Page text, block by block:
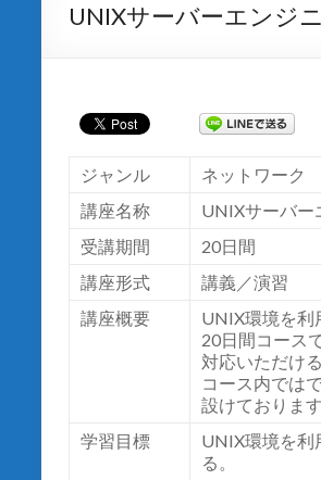
UNIXサーバーエンジ
ジャンル
ネットワーク
講座名称
UNIXサーバー
受講期間
20日間
講座形式
講義／演習
講座概要
UNIX環境を利
20日間コース
対応いただけ
コース内では
設けておりま
学習目標
UNIX環境を利
る。